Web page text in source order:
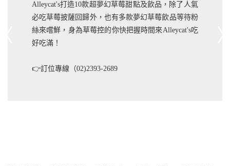
Alleycat's打造10款超夢幻草莓甜點及飲品，除了人氣
必吃草莓披薩回歸外，也有多款夢幻草莓飲品等待粉
絲來嚐鮮，身為草莓控的你快把握時間來Alleycat's吃
好吃滿！
👉訂位專線（02)2393-2689